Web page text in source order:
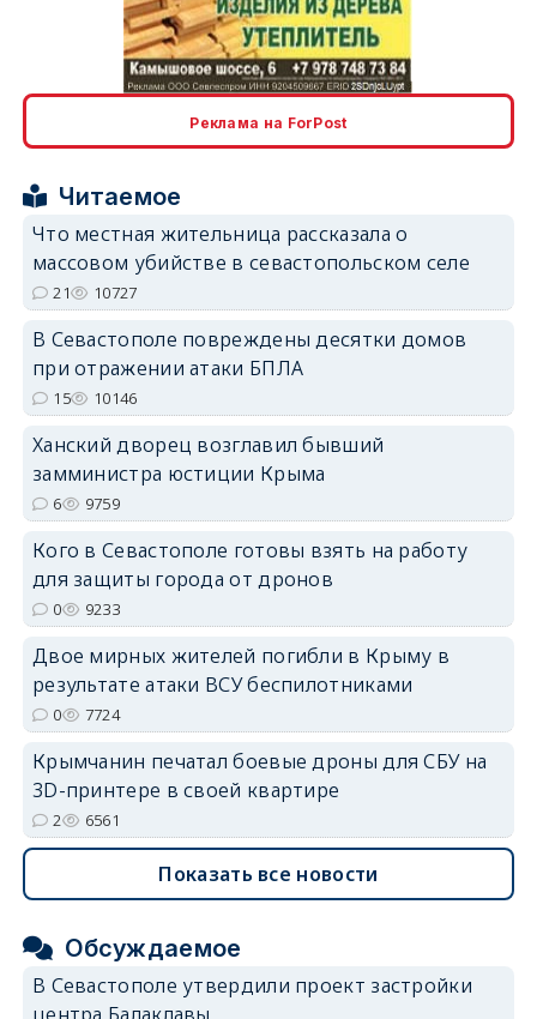
erid: 2SDnjdvhGXG
Реклама на ForPost
Читаемое
Что местная жительница рассказала о
массовом убийстве в севастопольском селе
21 10727
В Севастополе повреждены десятки домов
при отражении атаки БПЛА
15 10146
Ханский дворец возглавил бывший
замминистра юстиции Крыма
6 9759
Кого в Севастополе готовы взять на работу
для защиты города от дронов
0 9233
Двое мирных жителей погибли в Крыму в
результате атаки ВСУ беспилотниками
0 7724
Крымчанин печатал боевые дроны для СБУ на
3D-принтере в своей квартире
2 6561
Показать все новости
Обсуждаемое
В Севастополе утвердили проект застройки